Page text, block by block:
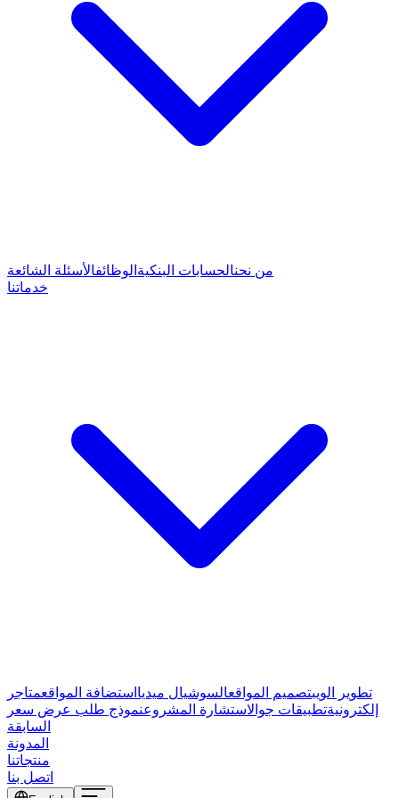
من نحنالحسابات البنكية الوظائفالأسئلة الشائعة
خدماتنا
تطوير الويبتصميم المواقعالسوشيال ميديا استضافة المواقعمتاجر
إلكترونيةتطبيقات جوالاستشارة المشروعنموذج طلب عرض سعر
السابقة
المدونة
منتجاتنا
اتصل بنا